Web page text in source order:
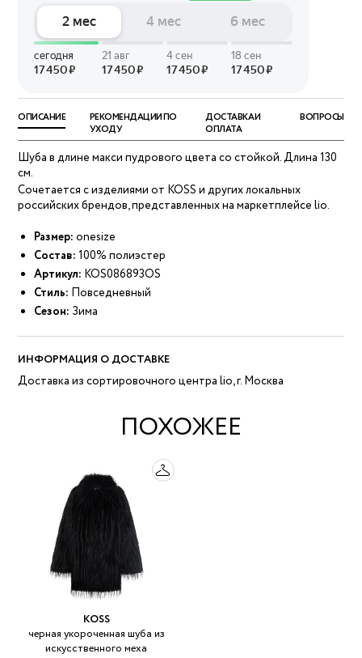
ОПИСАНИЕ
РЕКОМЕНДАЦИИ ПО
УХОДУ
ДОСТАВКА И
ОПЛАТА
ВОПРОСЫ
Шуба в длине макси пудрового цвета со стойкой. Длина 130
см.
Сочетается с изделиями от KOSS и других локальных
российских брендов, представленных на маркетплейсе lio.
Размер: onesize
Состав: 100% полиэстер
Артикул: KOS086893OS
Стиль: Повседневный
Сезон: Зима
ИНФОРМАЦИЯ О ДОСТАВКЕ
Доставка из сортировочного центра lio, г. Москва
ПОХОЖЕЕ
KOSS
черная укороченная шуба из
искусственного меха